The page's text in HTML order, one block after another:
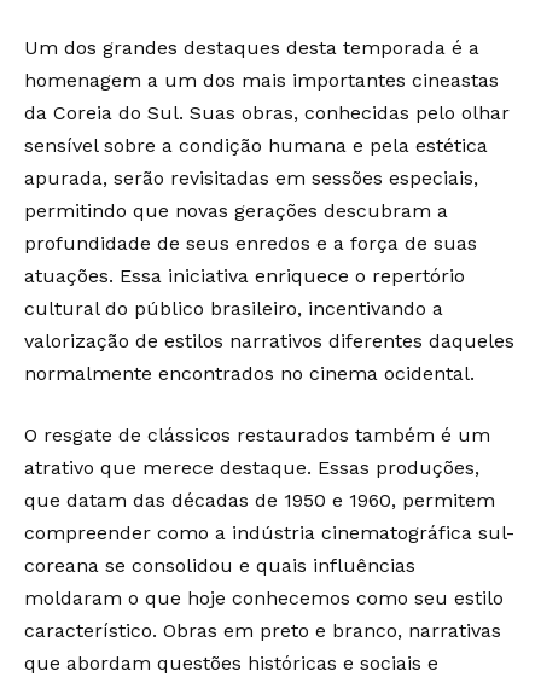
Um dos grandes destaques desta temporada é a
homenagem a um dos mais importantes cineastas
da Coreia do Sul. Suas obras, conhecidas pelo olhar
sensível sobre a condição humana e pela estética
apurada, serão revisitadas em sessões especiais,
permitindo que novas gerações descubram a
profundidade de seus enredos e a força de suas
atuações. Essa iniciativa enriquece o repertório
cultural do público brasileiro, incentivando a
valorização de estilos narrativos diferentes daqueles
normalmente encontrados no cinema ocidental.
O resgate de clássicos restaurados também é um
atrativo que merece destaque. Essas produções,
que datam das décadas de 1950 e 1960, permitem
compreender como a indústria cinematográfica sul-
coreana se consolidou e quais influências
moldaram o que hoje conhecemos como seu estilo
característico. Obras em preto e branco, narrativas
que abordam questões históricas e sociais e